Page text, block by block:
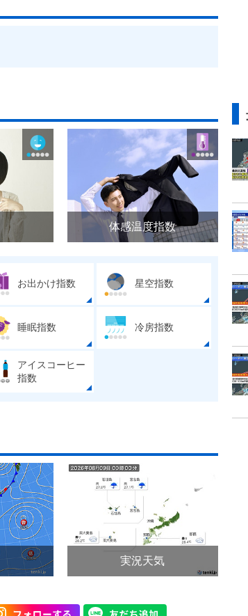
体感温度指数
お出かけ指数 星空指数
睡眠指数 冷房指数
アイスコーヒー
指数
実況天気